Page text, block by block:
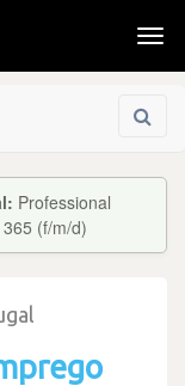
Professional
(f/m/d)